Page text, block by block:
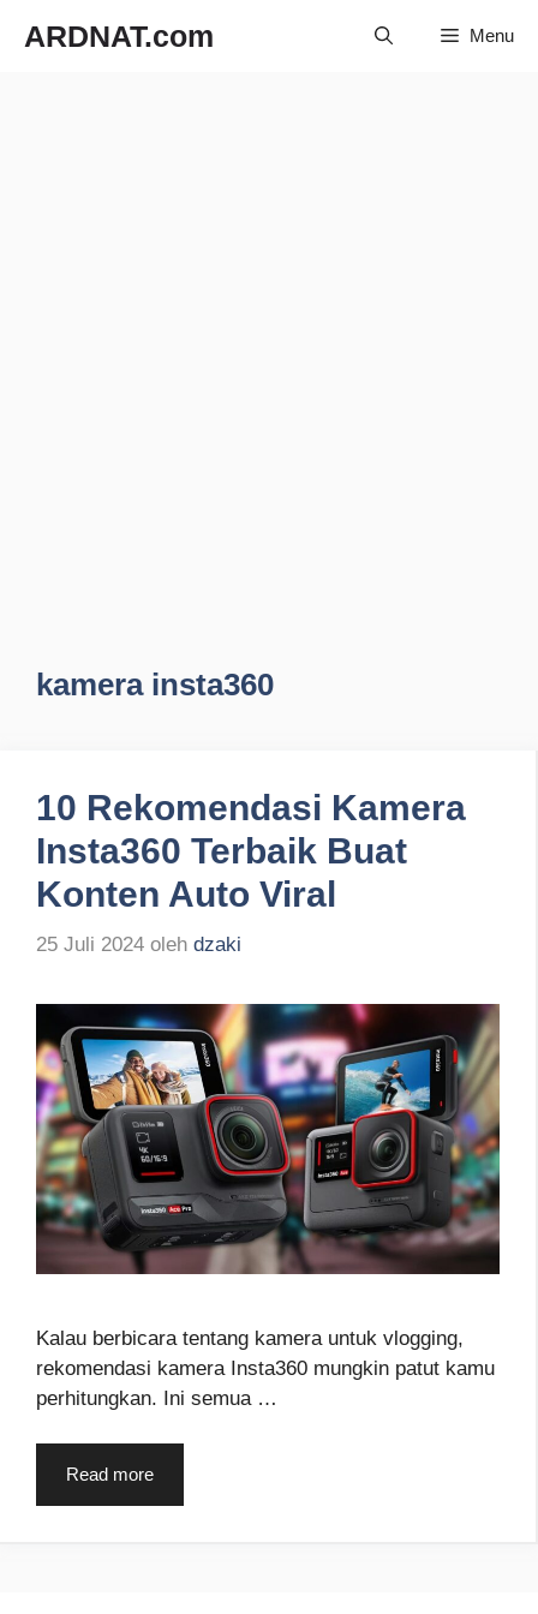
ARDNAT.com Menu
kamera insta360
10 Rekomendasi Kamera
Insta360 Terbaik Buat
Konten Auto Viral
25 Juli 2024 oleh dzaki
Kalau berbicara tentang kamera untuk vlogging,
rekomendasi kamera Insta360 mungkin patut kamu
perhitungkan. Ini semua …
Read more